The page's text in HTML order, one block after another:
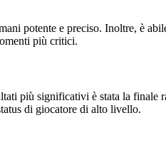
potente e preciso. Inoltre, è
più critici.
più significativi è stata la finale
di giocatore di alto livello.